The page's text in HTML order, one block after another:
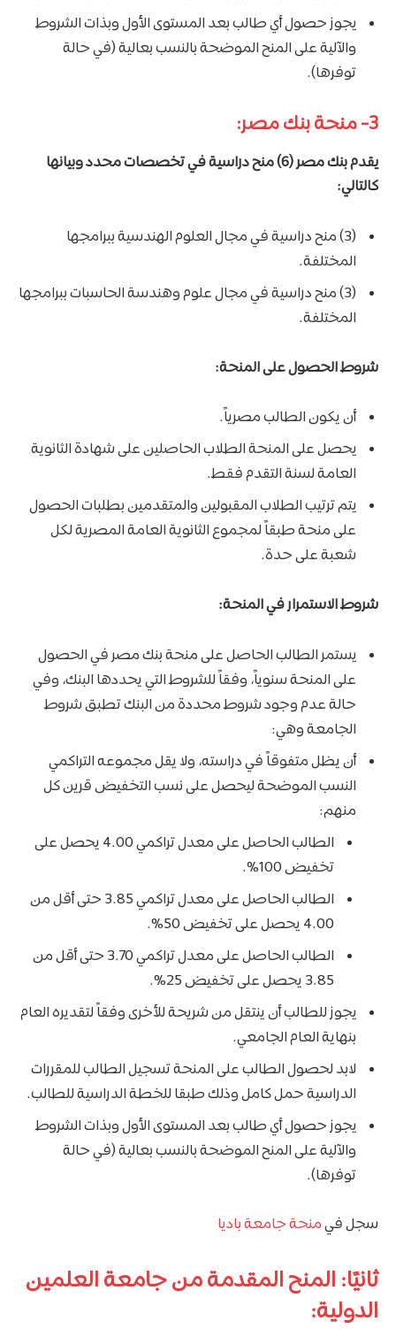
يجوز حصول أي طالب بعد المستوى الأول وبذات الشروط
والآلية على المنح الموضحة بالنسب بعالية (في حالة
توفرها).
3- منحة بنك مصر:
يقدم بنك مصر (6) منح دراسية في تخصصات محدد وبيانها
كالتالي:
(3) منح دراسية في مجال العلوم الهندسية ببرامجها
المختلفة.
(3) منح دراسية في مجال علوم وهندسة الحاسبات ببرامجها
المختلفة.
شروط الحصول على المنحة:
أن يكون الطالب مصرياً.
يحصل على المنحة الطلاب الحاصلين على شهادة الثانوية
العامة لسنة التقدم فقط.
يتم ترتيب الطلاب المقبولين والمتقدمين بطلبات الحصول
على منحة طبقاً لمجموع الثانوية العامة المصرية لكل
شعبة على حدة.
شروط الاستمرار في المنحة:
يستمر الطالب الحاصل على منحة بنك مصر في الحصول
على المنحة سنوياً، وفقاً للشروط التي يحددها البنك، وفي
حالة عدم وجود شروط محددة من البنك تطبق شروط
الجامعة وهي:
أن يظل متفوقاً في دراسته، ولا يقل مجموعه التراكمي
النسب الموضحة ليحصل على نسب التخفيض قرين كل
منهم:
الطالب الحاصل على معدل تراكمي 4.00 يحصل على
تخفيض 100%.
الطالب الحاصل على معدل تراكمي 3.85 حتى أقل من
4.00 يحصل على تخفيض 50%.
الطالب الحاصل على معدل تراكمي 3.70 حتى أقل من
3.85 يحصل على تخفيض 25%.
يجوز للطالب أن ينتقل من شريحة للأخرى وفقاً لتقديره العام
بنهاية العام الجامعي.
لابد لحصول الطالب على المنحة تسجيل الطالب للمقررات
الدراسية حمل كامل وذلك طبقا للخطة الدراسية للطالب.
يجوز حصول أي طالب بعد المستوى الأول وبذات الشروط
والآلية على المنح الموضحة بالنسب بعالية (في حالة
توفرها).
سجل فيمنحة جامعة باديا
ثانيًا: المنح المقدمة من جامعة العلمين
الدولية: